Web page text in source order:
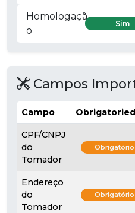
Homologaçã
o
Sim
Campos
Campo
CPF/CNPJ
do
Tomador
Obrigatório
Endereço
do
Tomador
Obrigatório